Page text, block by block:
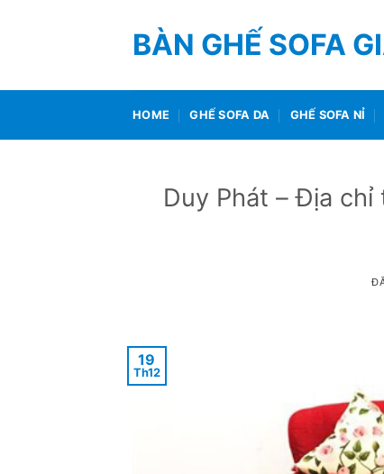
BÀN GHẾ SOFA
HOME GHẾ SOFA DA GHẾ SOFA NỈ
Duy Phát – Địa chỉ
19
Th12